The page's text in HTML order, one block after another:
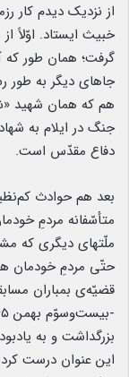
از نزدیک دیدم کار
خبیث ایستاد. اوّلاً
گرفت؛ همان‌ طور که
جاهای دیگر به طور
جنگ در ایلام به
دفاع مقدّس است.
بعد هم حوادث
متأسّفانه مردمِ
ملّتهای دیگری که
حتّی مردمِ خودمان
بزرگداشت و به
این عنوان درست